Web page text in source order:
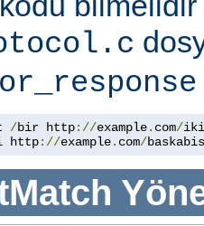
/bir http://example. com/
http://example. com/